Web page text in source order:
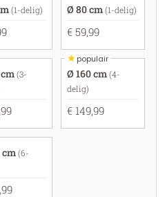
(1-delig) Ø 80 cm (1-delig)
€ 59,99
(3-
★populair
Ø 160 cm (4-
delig)
€ 149,99
cm (6-